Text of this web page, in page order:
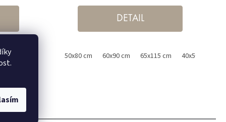
40x50 cm bez výřezu+50x80 cm víko,40x50 cm bez výřezu+50x80
DETAIL
50x80 cm 60x90 cm 65x115 cm 40x50 cm